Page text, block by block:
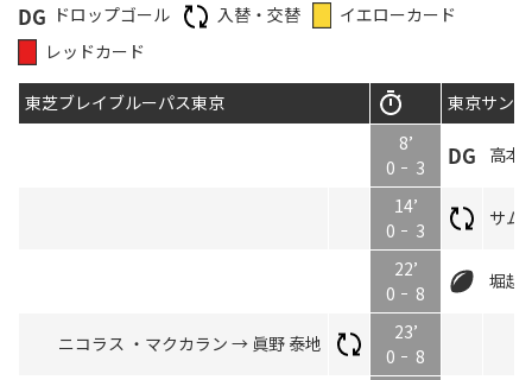
ドロップゴール
入替・交替
イエローカード
レッドカード
東芝ブレイブルーパス東京
東京サン
8’
0
3
高本
14’
0
3
サム
22’
0
8
堀越
ニコラス ・マクカラン → 眞野 泰地
23’
0
8